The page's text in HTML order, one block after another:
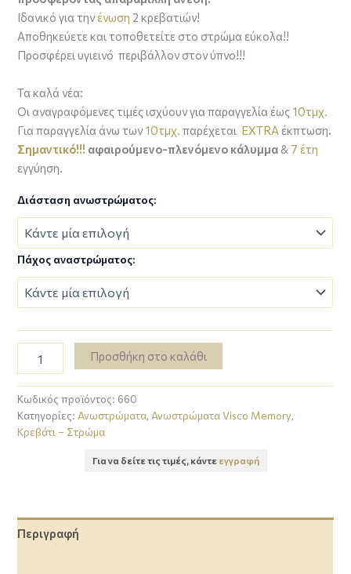
Ιδανικό για τηνένωση 2 κρεβατιών!
Αποθηκεύετε και τοποθετείτε στο στρώμα εύκολα!!
Προσφέρει υγιεινό περιβάλλον στον ύπνο!!!
Τα καλά νέα:
Οι αναγραφόμενες τιμές ισχύουν για παραγγελία έως 10τμχ.
Για παραγγελία άνω των10τμχ.παρέχεται EXTRA έκπτωση.
Σημαντικό!!! αφαιρούμενο-πλενόμενο κάλυμμα & 7 έτη
εγγύηση.
Διάσταση ανωστρώματος:
Πάχος αναστρώματος:
Προσθήκη στο καλάθι
Κωδικός προϊόντος: 660
Κατηγορίες: Ανωστρώματα, Ανωστρώματα Visco Memory,
Κρεβάτι – Στρώμα
Για να δείτε τις τιμές, κάντε εγγραφή
Περιγραφή